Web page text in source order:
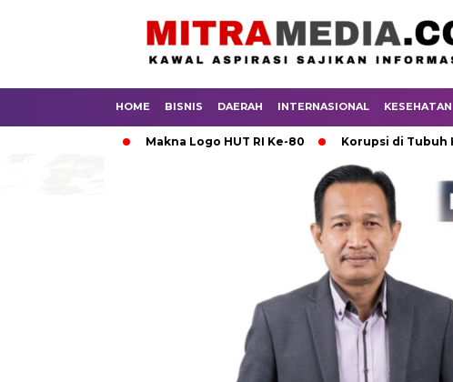
HOME BISNIS DAERAH INTERNASIONAL KESEHATAN
Makna Logo HUT RI Ke-80 Korupsi di Tubuh KONI